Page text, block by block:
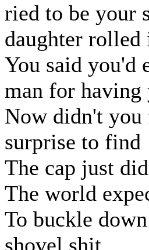
ried to be your
daughter rolled
You said you'd
man for having
Now didn't you
surprise to find
The cap just
The world
To buckle
shovel shit